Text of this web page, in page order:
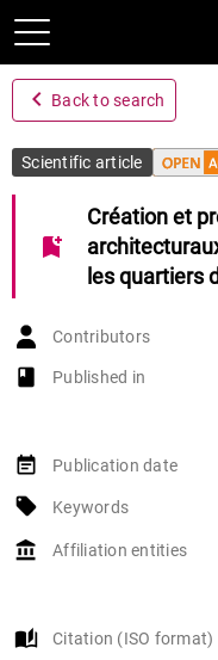
navigate_before Back to search
Scientific article
bookmark_add
Création et
les quartiers
Contributors
book-open
Published in
event_note Publication date
local_offer Keywords
account_balance Affiliation entities
auto_stories Citation (ISO format)